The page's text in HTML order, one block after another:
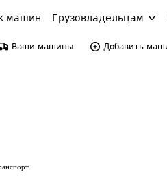
машин Грузовладельцам
Ваши машины Добавить